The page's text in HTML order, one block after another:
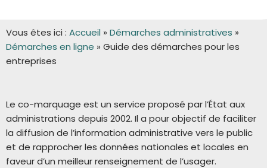
Vous êtes ici : Accueil » Démarches administratives »
Démarches en ligne » Guide des démarches pour les
entreprises
Le co-marquage est un service proposé par l’État aux
administrations depuis 2002. Il a pour objectif de faciliter
la diffusion de l’information administrative vers le public
et de rapprocher les données nationales et locales en
faveur d’un meilleur renseignement de l’usager.